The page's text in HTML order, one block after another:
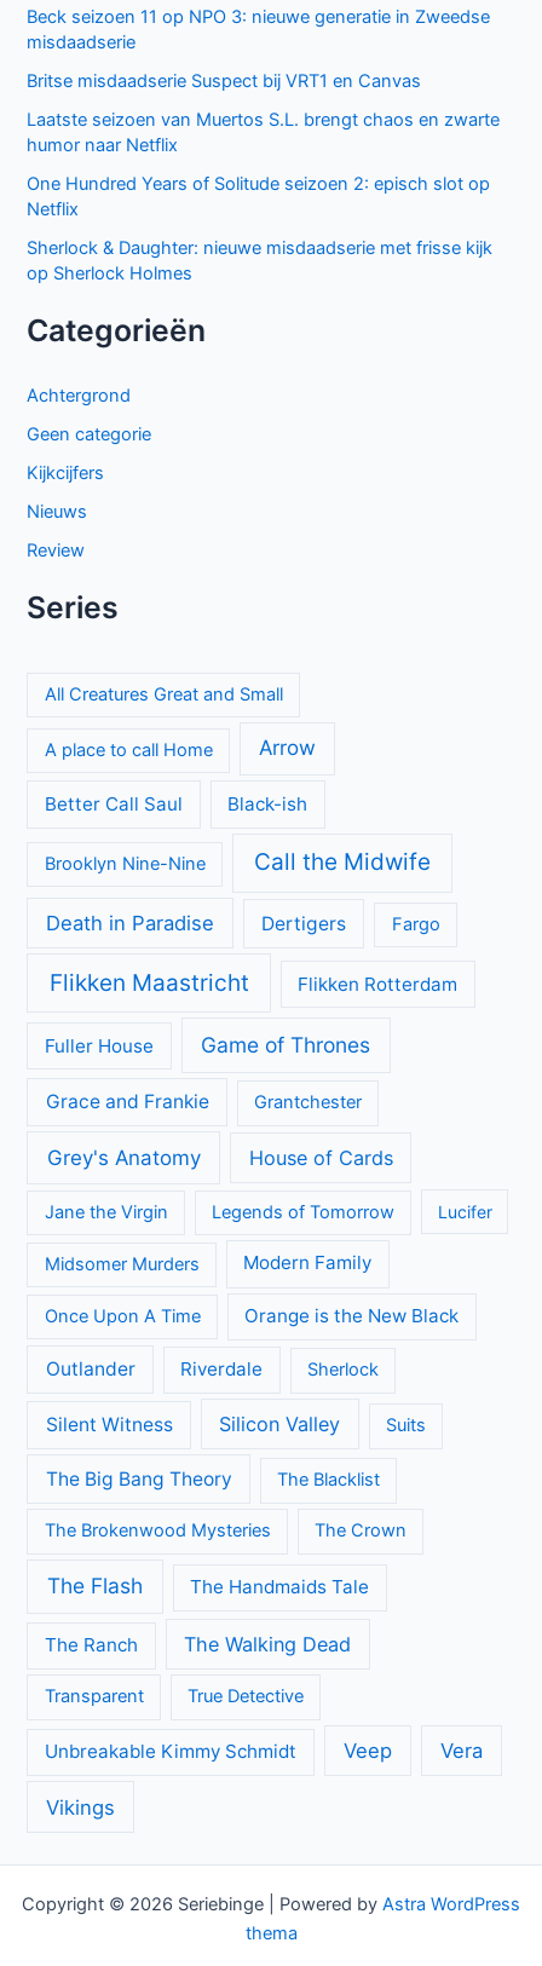
Beck seizoen 11 op NPO 3: nieuwe generatie in Zweedse
misdaadserie
Britse misdaadserie Suspect bij VRT1 en Canvas
Laatste seizoen van Muertos S.L. brengt chaos en zwarte
humor naar Netflix
One Hundred Years of Solitude seizoen 2: episch slot op
Netflix
Sherlock & Daughter: nieuwe misdaadserie met frisse kijk
op Sherlock Holmes
Categorieën
Achtergrond
Geen categorie
Kijkcijfers
Nieuws
Review
Series
All Creatures Great and Small
A place to call Home Arrow
Better Call Saul Black-ish
Brooklyn Nine-Nine Call the Midwife
Death in Paradise Dertigers Fargo
Flikken Maastricht Flikken Rotterdam
Fuller House Game of Thrones
Grace and Frankie Grantchester
Grey's Anatomy House of Cards
Jane the Virgin Legends of Tomorrow Lucifer
Midsomer Murders Modern Family
Once Upon A Time Orange is the New Black
Outlander Riverdale Sherlock
Silent Witness Silicon Valley Suits
The Big Bang Theory The Blacklist
The Brokenwood Mysteries The Crown
The Flash The Handmaids Tale
The Ranch The Walking Dead
Transparent True Detective
Unbreakable Kimmy Schmidt Veep Vera
Vikings
Copyright © 2026 Seriebinge | Powered by Astra WordPress
thema